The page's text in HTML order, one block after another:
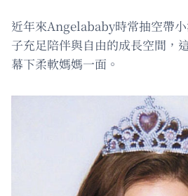
近年來Angelababy時常抽空帶
子充足陪伴與自由的成長空間，
幕下柔軟媽媽一面。